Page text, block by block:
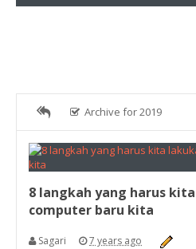
Archive for 2019
8 langkah yang harus
computer baru kita
Sagari 7 years ago